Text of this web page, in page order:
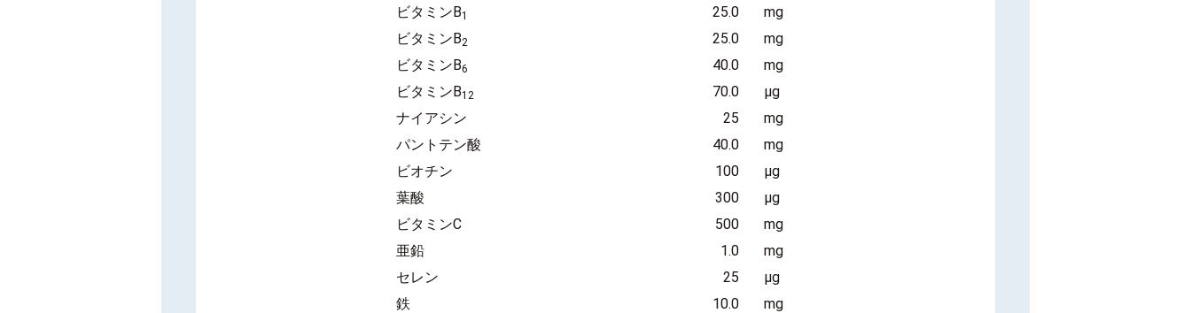
ビタミンB1 25.0
mg
ビタミンB2 25.0
mg
ビタミンB6 40.0
mg
ビタミンB12 70.0
μg
ナイアシン
25
mg
パントテン酸
40.0
mg
ビオチン
100
μg
葉酸
300
μg
ビタミンC
500
mg
亜鉛
1.0
mg
セレン
25
μg
鉄
10.0
mg